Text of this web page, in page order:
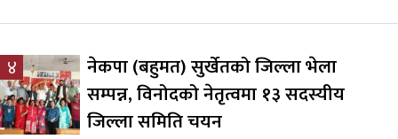
४
नेकपा (बहुमत) सुर्खेतको जिल्ला भेला
सम्पन्न, विनोदको नेतृत्वमा १३ सदस्यीय
जिल्ला समिति चयन